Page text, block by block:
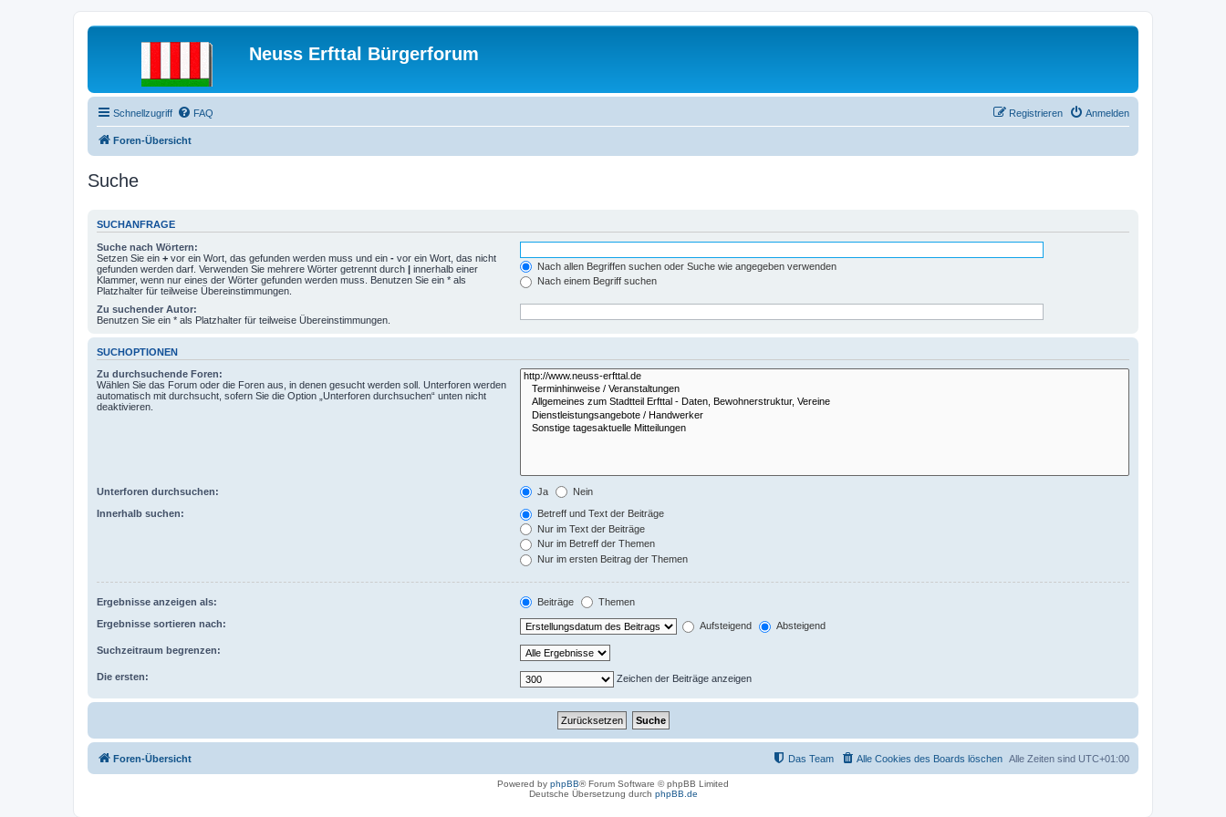
Neuss Erfttal Bürgerforum
Schnellzugriff FAQ Anmelden
Registrieren
Foren-Übersicht
Suche
SUCHANFRAGE
Suche nach Wörtern:
Setzen Sie ein + vor ein Wort, das gefunden werden muss und ein - vor ein Wort, das nicht
gefunden werden darf. Verwenden Sie mehrere Wörter getrennt durch | innerhalb einer
Klammer, wenn nur eines der Wörter gefunden werden muss. Benutzen Sie ein * als
Platzhalter für teilweise Übereinstimmungen.
Nach allen Begriffen suchen oder Suche wie angegeben verwenden
Nach einem Begriff suchen
Zu suchender Autor:
Benutzen Sie ein * als Platzhalter für teilweise Übereinstimmungen.
SUCHOPTIONEN
Zu durchsuchende Foren:
Wählen Sie das Forum oder die Foren aus, in denen gesucht werden soll. Unterforen werden
automatisch mit durchsucht, sofern Sie die Option „Unterforen durchsuchen“ unten nicht
deaktivieren.
Unterforen durchsuchen: Ja Nein
Innerhalb suchen:
Betreff und Text der Beiträge
Nur im Text der Beiträge
Nur im Betreff der Themen
Nur im ersten Beitrag der Themen
Ergebnisse anzeigen als: Beiträge Themen
Ergebnisse sortieren nach: Aufsteigend Absteigend
Suchzeitraum begrenzen:
Die ersten: Zeichen der Beiträge anzeigen
Foren-Übersicht Alle Zeiten sind UTC+01:00
Alle Cookies des Boards löschen
Das Team
Powered by phpBB® Forum Software © phpBB Limited
Deutsche Übersetzung durch phpBB.de